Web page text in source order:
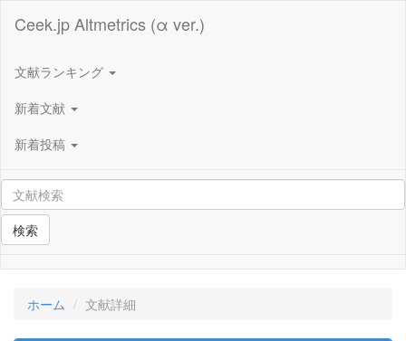
Ceek.jp Altmetrics (α ver.)
文献ランキング
新着文献
新着投稿
検索
ホーム 文献詳細